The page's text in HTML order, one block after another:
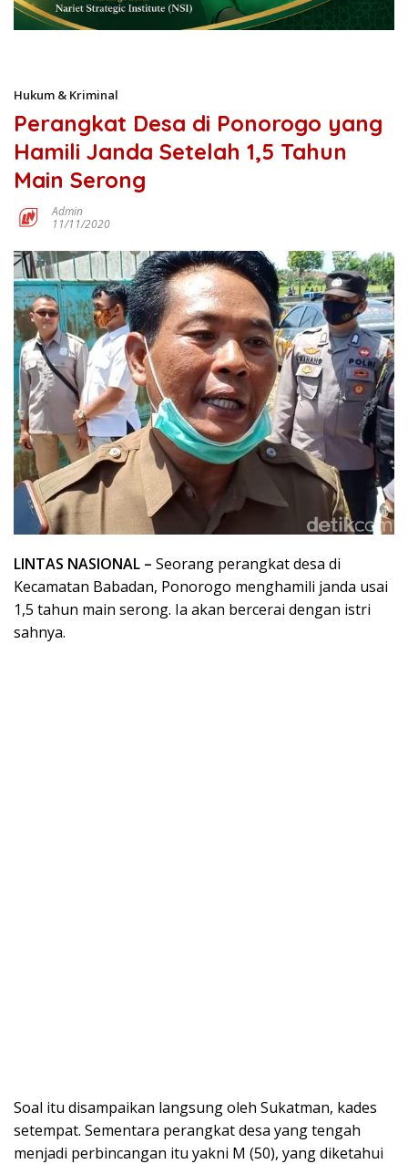
Hukum & Kriminal
Perangkat Desa di Ponorogo yang
Hamili Janda Setelah 1,5 Tahun
Main Serong
Admin
11/11/2020
LINTAS NASIONAL – Seorang perangkat desa di
Kecamatan Babadan, Ponorogo menghamili janda usai
1,5 tahun main serong. Ia akan bercerai dengan istri
sahnya.
Soal itu disampaikan langsung oleh Sukatman, kades
setempat. Sementara perangkat desa yang tengah
menjadi perbincangan itu yakni M (50), yang diketahui